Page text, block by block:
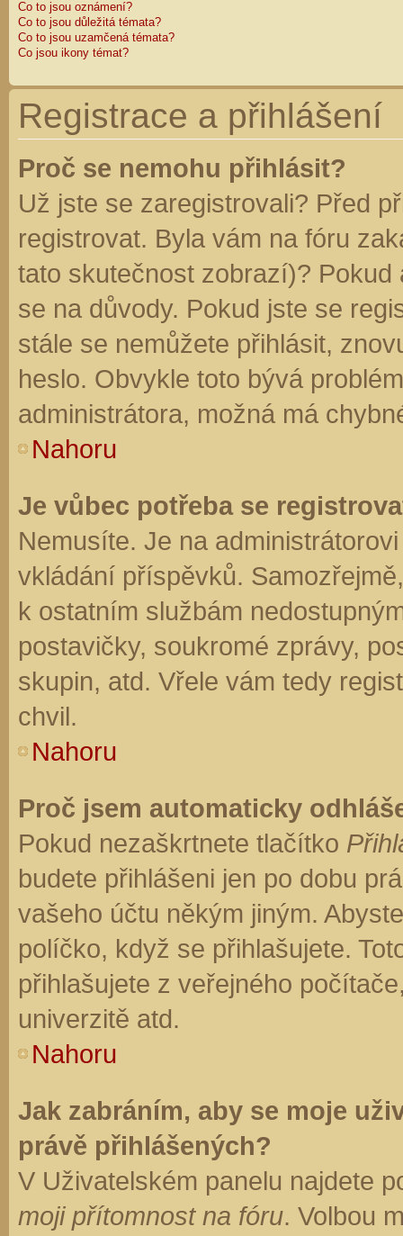
Co to jsou oznámení?
Co to jsou důležitá témata?
Co to jsou uzamčená témata?
Co jsou ikony témat?
Registrace a přihlášení
Proč se nemohu přihlásit?
Už jste se zaregistrovali? Před
registrovat. Byla vám na fóru
tato skutečnost zobrazí)?
se na důvody. Pokud jste se
stále se nemůžete přihlásit,
heslo. Obvykle toto bývá
administrátora, možná má
Nahoru
Je vůbec potřeba se
Nemusíte. Je na
vkládání příspěvků.
k ostatním službám
postavičky, soukromé zprávy,
skupin, atd. Vřele vám tedy
chvil.
Nahoru
Proč jsem automaticky
Pokud nezaškrtnete tlačítko
budete přihlášeni jen po dobu
vašeho účtu někým jiným.
políčko, když se přihlašujete.
přihlašujete z veřejného
univerzitě atd.
Nahoru
Jak zabráním, aby se moje
právě přihlášených?
V Uživatelském panelu najdete
moji přítomnost na fóru. Volbou